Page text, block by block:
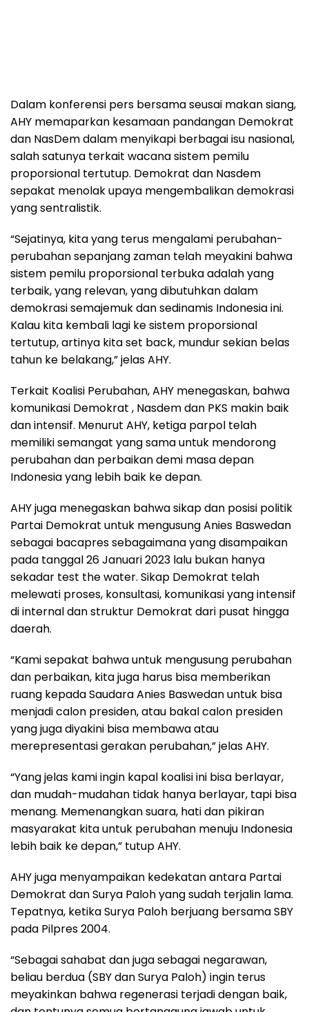
Dalam konferensi pers bersama seusai makan siang,
AHY memaparkan kesamaan pandangan Demokrat
dan NasDem dalam menyikapi berbagai isu nasional,
salah satunya terkait wacana sistem pemilu
proporsional tertutup. Demokrat dan Nasdem
sepakat menolak upaya mengembalikan demokrasi
yang sentralistik.
“Sejatinya, kita yang terus mengalami perubahan-
perubahan sepanjang zaman telah meyakini bahwa
sistem pemilu proporsional terbuka adalah yang
terbaik, yang relevan, yang dibutuhkan dalam
demokrasi semajemuk dan sedinamis Indonesia ini.
Kalau kita kembali lagi ke sistem proporsional
tertutup, artinya kita set back, mundur sekian belas
tahun ke belakang,” jelas AHY.
Terkait Koalisi Perubahan, AHY menegaskan, bahwa
komunikasi Demokrat , Nasdem dan PKS makin baik
dan intensif. Menurut AHY, ketiga parpol telah
memiliki semangat yang sama untuk mendorong
perubahan dan perbaikan demi masa depan
Indonesia yang lebih baik ke depan.
AHY juga menegaskan bahwa sikap dan posisi politik
Partai Demokrat untuk mengusung Anies Baswedan
sebagai bacapres sebagaimana yang disampaikan
pada tanggal 26 Januari 2023 lalu bukan hanya
sekadar test the water. Sikap Demokrat telah
melewati proses, konsultasi, komunikasi yang intensif
di internal dan struktur Demokrat dari pusat hingga
daerah.
“Kami sepakat bahwa untuk mengusung perubahan
dan perbaikan, kita juga harus bisa memberikan
ruang kepada Saudara Anies Baswedan untuk bisa
menjadi calon presiden, atau bakal calon presiden
yang juga diyakini bisa membawa atau
merepresentasi gerakan perubahan,” jelas AHY.
“Yang jelas kami ingin kapal koalisi ini bisa berlayar,
dan mudah-mudahan tidak hanya berlayar, tapi bisa
menang. Memenangkan suara, hati dan pikiran
masyarakat kita untuk perubahan menuju Indonesia
lebih baik ke depan,” tutup AHY.
AHY juga menyampaikan kedekatan antara Partai
Demokrat dan Surya Paloh yang sudah terjalin lama.
Tepatnya, ketika Surya Paloh berjuang bersama SBY
pada Pilpres 2004.
“Sebagai sahabat dan juga sebagai negarawan,
beliau berdua (SBY dan Surya Paloh) ingin terus
meyakinkan bahwa regenerasi terjadi dengan baik,